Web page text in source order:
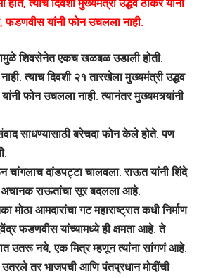
त्याच दिवशी मुख्यमंत्री उद्धव ठाकरे यांनी
यांनी फोन उचलला नाही.
शिवसेनेत एकच खळबळ उडाली होती.
त्याच दिवशी २१ तारखेला मुख्यमंत्री उद्धव
फोन उचलला नाही. त्यानंतर मुख्यमत्र्यांनी
साधण्यासाठी बरेचदा फोन केले होते. पण
दांडपट्टा चालवला. राऊत यांनी शिंदे
अचानक राऊतांचा सूर बदलला आहे.
आमदारांचा गट महाराष्ट्रात कधी निर्माण
फडणवीस यांच्यामध्ये ही क्षमता आहे. ते
उतरू नये, एक मित्र म्हणून त्यांना सांगणं आहे.
तर भाजपची आणि पंतप्रधान मोदींची